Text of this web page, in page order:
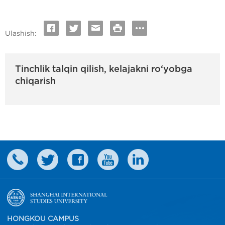
Ulashish:
Tinchlik talqin qilish, kelajakni ro‘yobga
chiqarish
HONGKOU CAMPUS